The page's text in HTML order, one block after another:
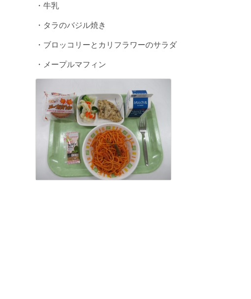
・牛乳
・タラのバジル焼き
・ブロッコリーとカリフラワーのサラダ
・メープルマフィン